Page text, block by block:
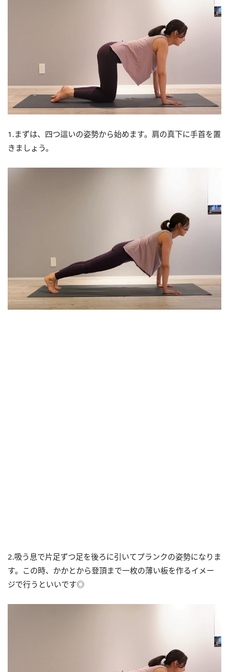
1.まずは、四つ這いの姿勢から始めます。肩の真下に手首を置
きましょう。
2.吸う息で片足ずつ足を後ろに引いてプランクの姿勢になりま
す。この時、かかとから登頂まで一枚の薄い板を作るイメー
ジで行うといいです◎